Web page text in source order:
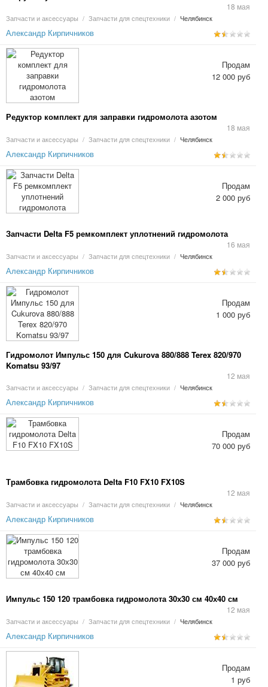
18 мая
Запчасти и аксессуары / Запчасти для спецтехники / Челябинск
Александр Кирпичников
Редуктор комплект для заправки гидромолота азотом
18 мая
Запчасти и аксессуары / Запчасти для спецтехники / Челябинск
Продам
12 000 руб
Александр Кирпичников
Запчасти Delta F5 ремкомплект уплотнений гидромолота
16 мая
Запчасти и аксессуары / Запчасти для спецтехники / Челябинск
Продам
2 000 руб
Александр Кирпичников
Гидромолот Импульс 150 для Cukurova 880/888 Terex 820/970
Komatsu 93/97
12 мая
Запчасти и аксессуары / Запчасти для спецтехники / Челябинск
Продам
1 000 руб
Александр Кирпичников
Трамбовка гидромолота Delta F10 FX10 FX10S
12 мая
Запчасти и аксессуары / Запчасти для спецтехники / Челябинск
Продам
70 000 руб
Александр Кирпичников
Импульс 150 120 трамбовка гидромолота 30х30 см 40х40 см
12 мая
Запчасти и аксессуары / Запчасти для спецтехники / Челябинск
Продам
37 000 руб
Александр Кирпичников
Продам
1 руб